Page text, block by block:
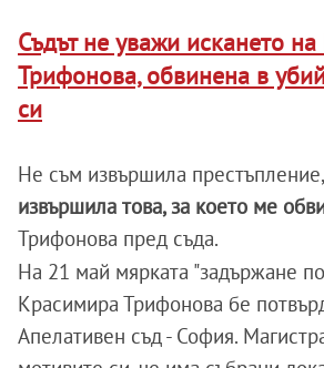
Съдът не уважи искането
Трифонова, обвинена в
си
Не съм извършила престъпление,
извършила това, за което ме
Трифонова пред съда.
На 21 май мярката "задържане
Красимира Трифонова бе
Апелативен съд - София.